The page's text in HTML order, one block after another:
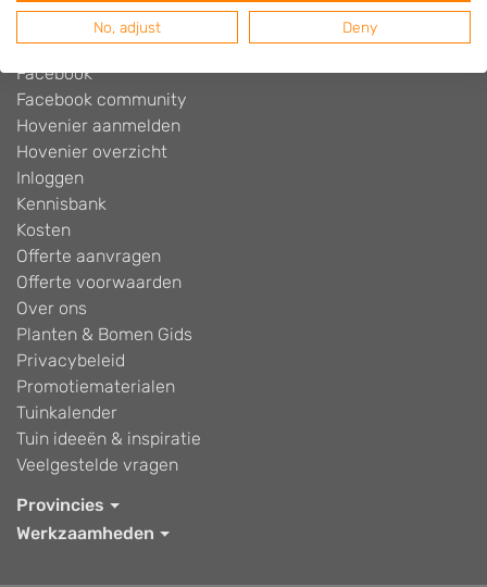
Cookiebeleid
Disclaimer
Facebook
Facebook community
Hovenier aanmelden
Hovenier overzicht
Inloggen
Kennisbank
Kosten
Offerte aanvragen
Offerte voorwaarden
Over ons
Planten & Bomen Gids
Privacybeleid
Promotiematerialen
Tuinkalender
Tuin ideeën & inspiratie
Veelgestelde vragen
Provincies
Werkzaamheden
No, adjust Deny